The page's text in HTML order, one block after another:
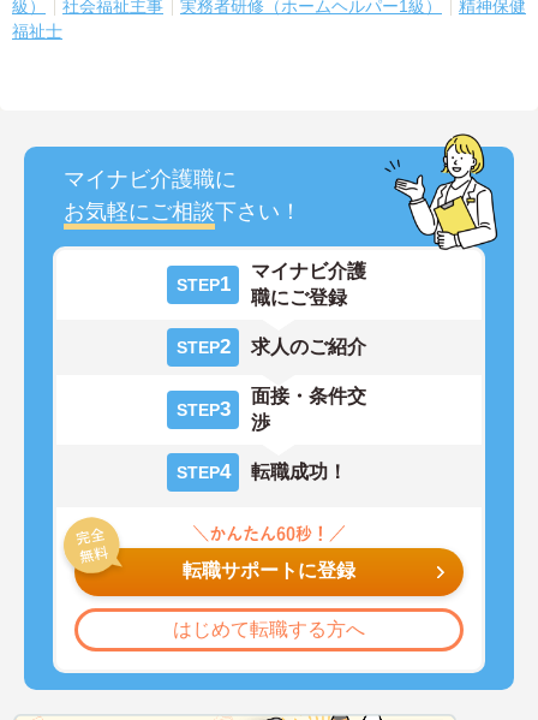
級） 社会福祉主事 実務者研修（ホームヘルパー1級）
精神保健
福祉士
マイナビ介護職に
お気軽にご相談下さい！
STEP1
マイナビ介護
職にご登録
STEP2 求人のご紹介
STEP3
面接・条件交
渉
STEP4 転職成功！
転職サポートに登録
はじめて転職する方へ